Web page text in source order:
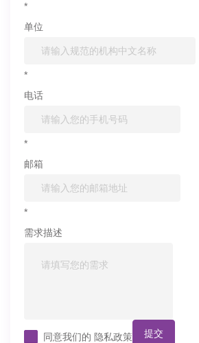
*
单位
*
电话
*
邮箱
*
需求描述
同意我们的 隐私政策 提交